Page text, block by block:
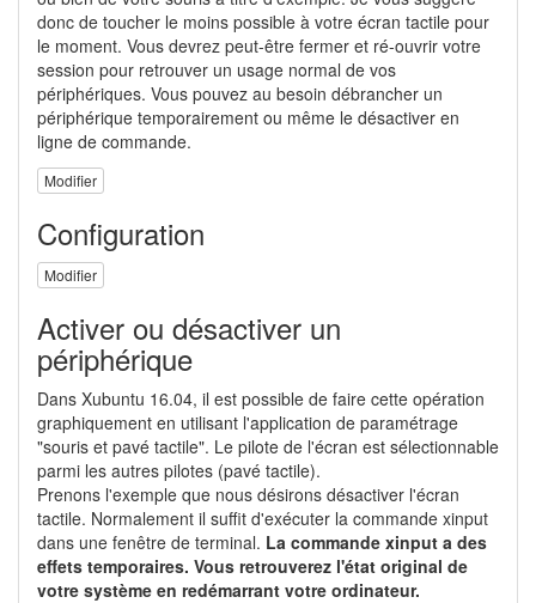
donc de toucher le moins possible à votre écran tactile pour
le moment. Vous devrez peut-être fermer et ré-ouvrir votre
session pour retrouver un usage normal de vos
périphériques. Vous pouvez au besoin débrancher un
périphérique temporairement ou même le désactiver en
ligne de commande.
Modifier
Configuration
Modifier
Activer ou désactiver un
périphérique
Dans Xubuntu 16.04, il est possible de faire cette opération
graphiquement en utilisant l'application de paramétrage
"souris et pavé tactile". Le pilote de l'écran est sélectionnable
parmi les autres pilotes (pavé tactile).
Prenons l'exemple que nous désirons désactiver l'écran
tactile. Normalement il suffit d'exécuter la commande xinput
dans une fenêtre de terminal. La commande xinput a des
effets temporaires. Vous retrouverez l'état original de
votre système en redémarrant votre ordinateur.